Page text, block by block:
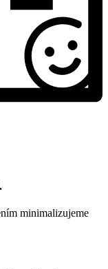
minimalizujeme